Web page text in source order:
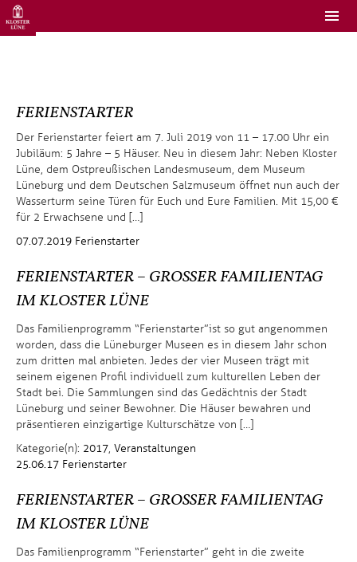
FERIENSTARTER
Der Ferienstarter feiert am 7. Juli 2019 von 11 – 17.00 Uhr ein
Jubiläum: 5 Jahre – 5 Häuser. Neu in diesem Jahr: Neben Kloster
Lüne, dem Ostpreußischen Landesmuseum, dem Museum
Lüneburg und dem Deutschen Salzmuseum öffnet nun auch der
Wasserturm seine Türen für Euch und Eure Familien. Mit 15,00 €
für 2 Erwachsene und […]
07.07.2019 Ferienstarter
FERIENSTARTER – GROSSER FAMILIENTAG
IM KLOSTER LÜNE
Das Familienprogramm “Ferienstarter” ist so gut angenommen
worden, dass die Lüneburger Museen es in diesem Jahr schon
zum dritten mal anbieten. Jedes der vier Museen trägt mit
seinem eigenen Profil individuell zum kulturellen Leben der
Stadt bei. Die Sammlungen sind das Gedächtnis der Stadt
Lüneburg und seiner Bewohner. Die Häuser bewahren und
präsentieren einzigartige Kulturschätze von […]
Kategorie(n): 2017, Veranstaltungen
25.06.17 Ferienstarter
FERIENSTARTER – GROSSER FAMILIENTAG
IM KLOSTER LÜNE
Das Familienprogramm “Ferienstarter” geht in die zweite